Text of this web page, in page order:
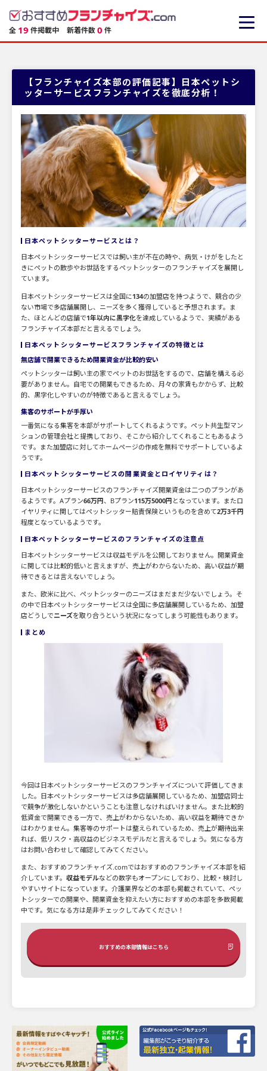
全 19 件掲載中 新着件数0 件
【フランチャイズ本部の評価記事】日本ペットシ
ッターサービスフランチャイズを徹底分析！
日本ペットシッターサービスとは？
日本ペットシッターサービスでは飼い主が不在の時や、病気・けがをしたと
きにペットの散歩やお世話をするペットシッターのフランチャイズを展開し
ています。
日本ペットシッターサービスは全国に134の加盟店を持つようで、競合の少
ない市場で多店舗展開し、ニーズを多く獲得していると予想されます。ま
た、ほとんどの店舗で1年以内に黒字化を達成しているようで、実績がある
フランチャイズ本部だと言えるでしょう。
日本ペットシッターサービスフランチャイズの特徴とは
無店舗で開業できるため開業資金が比較的安い
ペットシッターは飼い主の家でペットのお世話をするので、店舗を構える必
要がありません。自宅での開業もできるため、月々の家賃もかからず、比較
的、黒字化しやすいのが特徴であると言えるでしょう。
集客のサポートが手厚い
一番気になる集客を本部がサポートしてくれるようです。ペット共生型マン
ションの管理会社と提携しており、そこから紹介してくれることもあるよう
です。また加盟店に対してホームページの作成を無料でサポートしているよ
うです。
日本ペットシッターサービスの開業資金とロイヤリティは？
日本ペットシッターサービスのフランチャイズ開業資金は二つのプランがあ
るようです。Aプラン66万円、Bプラン115万5000円 となっています。またロ
イヤリティに関してはペットシッター賠責保険というものを含めて2万3千円
程度となっているようです。
日本ペットシッターサービスのフランチャイズの注意点
日本ペットシッターサービスは収益モデルを公開しておりません。開業資金
に関しては比較的低いと言えますが、売上がわからないため、高い収益が期
待できるとは言えないでしょう。
また、欧米に比べ、ペットシッターのニーズはまだまだ少ないでしょう。そ
の中で日本ペットシッターサービスは全国に多店舗展開しているため、加盟
店どうしでニーズを取り合うという状況になってしまう可能性もあります。
まとめ
今回は日本ペットシッターサービスのフランチャイズについて評価してきま
した。日本ペットシッターサービスは多店舗展開しているため、加盟店同士
で競争が激化しないかということも注意しなければいけません。また比較的
低資金で開業できる一方で、売上がわからないため、高い収益を期待できか
はわかりません。集客等のサポートは整えられているため、売上が期待出来
れば、低リスク・高収益のビジネスモデルだと言えるでしょう。気になる方
はお問い合わせして確認してみてください。
また、おすすめフランチャイズ.comではおすすめのフランチャイズ本部を紹
介しています。 収益モデルなどの数字もオープンにしており、比較・検討し
やすいサイトになっています。介護業界などの本部も掲載されていて、ペッ
トシッターでの開業や、開業資金を抑えたい方におすすめの本部を多数掲載
中です。気になる方は是非チェックしてみてください！
おすすめの本部情報はこちら